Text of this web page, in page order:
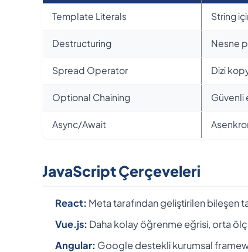
Template Literals String
Destructuring Nesne
Spread Operator Dizi
Optional Chaining Güvenli
Async/Await
JavaScript Çerçeveleri
React: Meta tarafından geliştirilen bileşen
Vue.js: Daha kolay öğrenme eğrisi, orta
Angular: Google destekli kurumsal